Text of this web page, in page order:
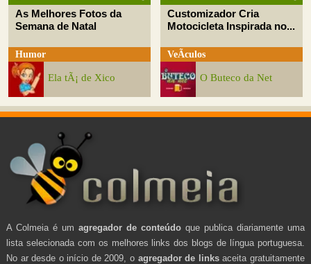
As Melhores Fotos da
Semana de Natal
Humor
Ela tÃ¡ de Xico
Customizador Cria
Motocicleta Inspirada no...
VeÃ­culos
O Buteco da Net
A Colmeia é um agregador de conteúdo que publica diariamente uma
lista selecionada com os melhores links dos blogs de língua portuguesa.
No ar desde o início de 2009, o agregador de linksaceita gratuitamente